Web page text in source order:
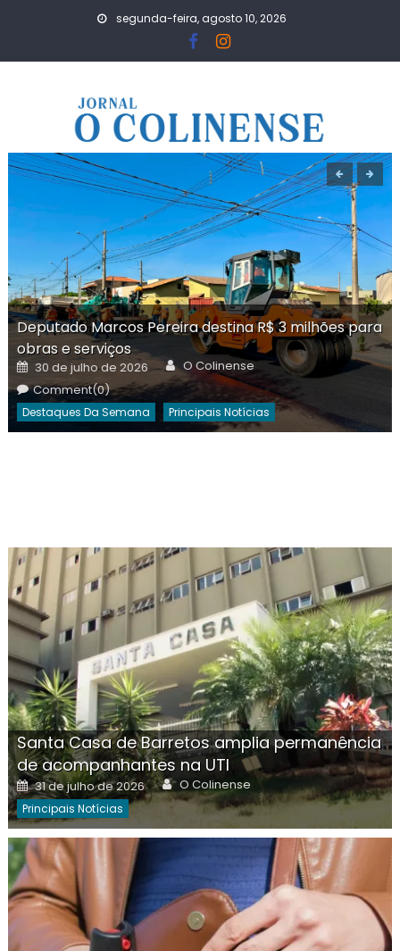
segunda-feira, agosto 10, 2026
Deputado Marcos Pereira destina R$ 3 milhões para
obras e serviços
Posted
on
30 de julho de 2026 Author
O Colinense
Comment(0)
Destaques Da Semana Principais Notícias
Santa Casa de Barretos amplia permanência
de acompanhantes na UTI
Posted
on
31 de julho de 2026 Author
O Colinense
Principais Notícias